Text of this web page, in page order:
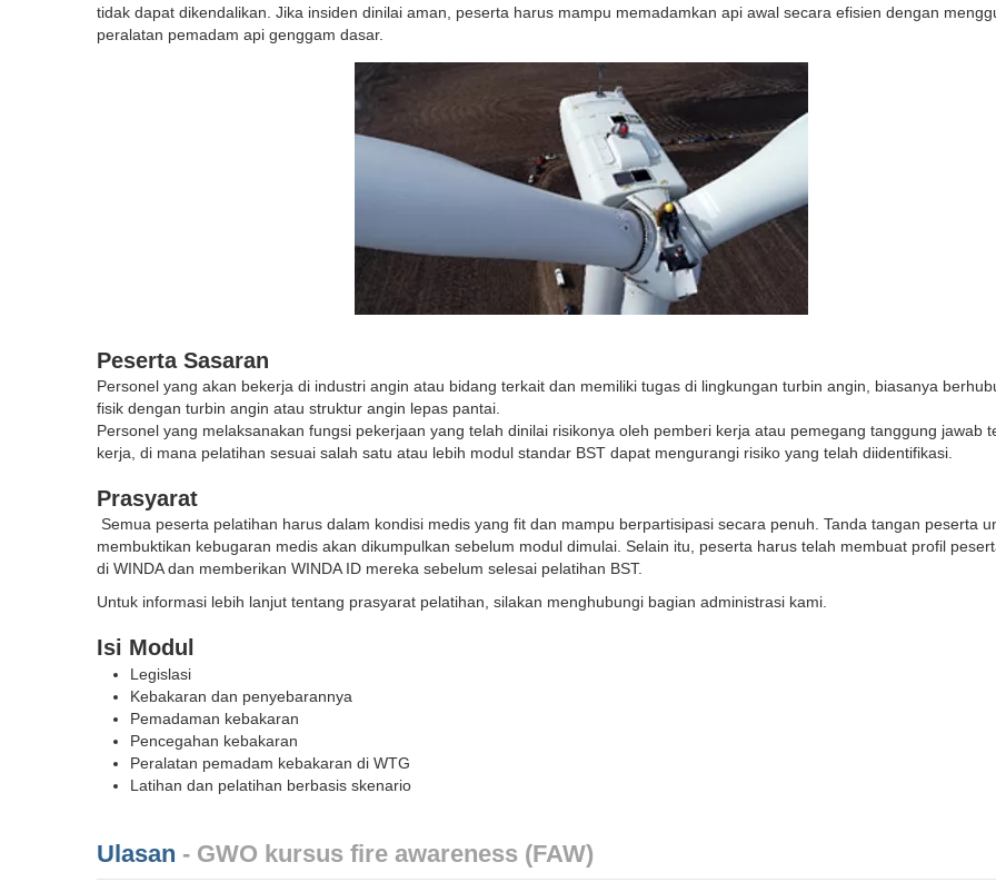
tidak dapat dikendalikan. Jika insiden dinilai aman, peserta harus mampu memadamkan api awal secara efisien dengan
peralatan pemadam api genggam dasar.
Peserta Sasaran
Personel yang akan bekerja di industri angin atau bidang terkait dan memiliki tugas di lingkungan turbin angin, biasanya
fisik dengan turbin angin atau struktur angin lepas pantai.
Personel yang melaksanakan fungsi pekerjaan yang telah dinilai risikonya oleh pemberi kerja atau pemegang tanggung jawab
kerja, di mana pelatihan sesuai salah satu atau lebih modul standar BST dapat mengurangi risiko yang telah diidentifikasi.
Prasyarat
Semua peserta pelatihan harus dalam kondisi medis yang fit dan mampu berpartisipasi secara penuh. Tanda tangan peserta
membuktikan kebugaran medis akan dikumpulkan sebelum modul dimulai. Selain itu, peserta harus telah membuat profil
diWINDAdan memberikan WINDA ID mereka sebelum selesai pelatihan BST.
Untuk informasi lebih lanjut tentang prasyarat pelatihan, silakan menghubungi bagian administrasi kami.
Isi Modul
Legislasi
Kebakaran dan penyebarannya
Pemadaman kebakaran
Pencegahan kebakaran
Peralatan pemadam kebakaran di WTG
Latihan dan pelatihan berbasis skenario
Ulasan - GWO kursus fire awareness (FAW)